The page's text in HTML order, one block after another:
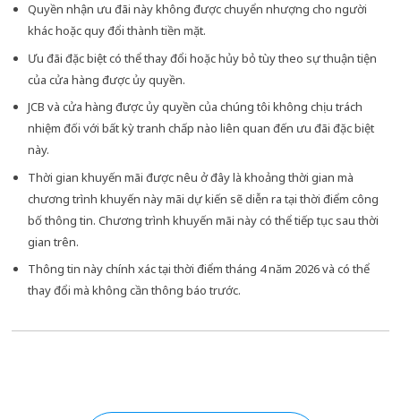
Quyền nhận ưu đãi này không được chuyển nhượng cho người
khác hoặc quy đổi thành tiền mặt.
Ưu đãi đặc biệt có thể thay đổi hoặc hủy bỏ tùy theo sự thuận tiện
của cửa hàng được ủy quyền.
JCB và cửa hàng được ủy quyền của chúng tôi không chịu trách
nhiệm đối với bất kỳ tranh chấp nào liên quan đến ưu đãi đặc biệt
này.
Thời gian khuyến mãi được nêu ở đây là khoảng thời gian mà
chương trình khuyến này mãi dự kiến ​​sẽ diễn ra tại thời điểm công
bố thông tin. Chương trình khuyến mãi này có thể tiếp tục sau thời
gian trên.
Thông tin này chính xác tại thời điểm tháng 4 năm 2026 và có thể
thay đổi mà không cần thông báo trước.